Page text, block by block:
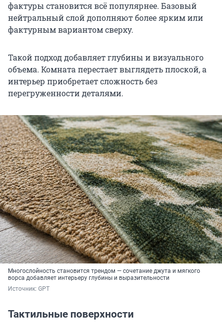
фактуры становится всё популярнее. Базовый
нейтральный слой дополняют более ярким или
фактурным вариантом сверху.
Такой подход добавляет глубины и визуального
объема. Комната перестает выглядеть плоской, а
интерьер приобретает сложность без
перегруженности деталями.
Многослойность становится трендом — сочетание джута и мягкого
ворса добавляет интерьеру глубины и выразительности
Источник: GPT
Тактильные поверхности